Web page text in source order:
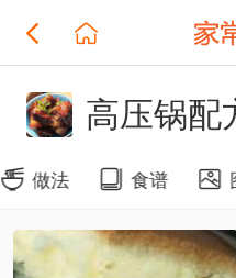
高压锅配
做法 食谱